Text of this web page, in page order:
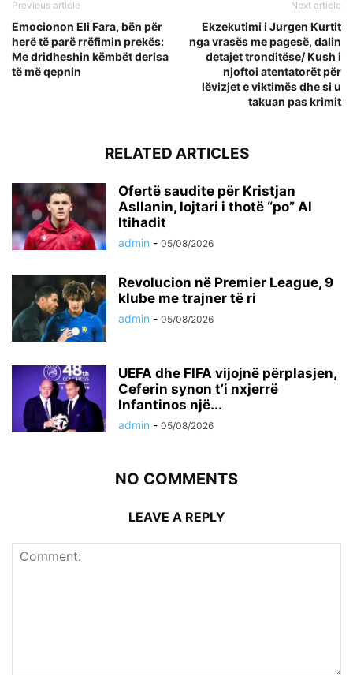
Previous article
Emocionon Eli Fara, bën për
herë të parë rrëfimin prekës:
Me dridheshin këmbët derisa
të më qepnin
Next article
Ekzekutimi i Jurgen Kurtit
nga vrasës me pagesë, dalin
detajet tronditëse/ Kush i
njoftoi atentatorët për
lëvizjet e viktimës dhe si u
takuan pas krimit
RELATED ARTICLES
Ofertë saudite për Kristjan
Asllanin, lojtari i thotë “po” Al
Itihadit
admin - 05/08/2026
Revolucion në Premier League, 9
klube me trajner të ri
admin - 05/08/2026
UEFA dhe FIFA vijojnë përplasjen,
Ceferin synon t’i nxjerrë
Infantinos një...
admin - 05/08/2026
NO COMMENTS
LEAVE A REPLY